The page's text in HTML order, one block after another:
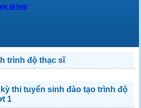
bị huỷ
trình độ thạc sĩ
thi tuyển sinh đào tạo trình độ
1